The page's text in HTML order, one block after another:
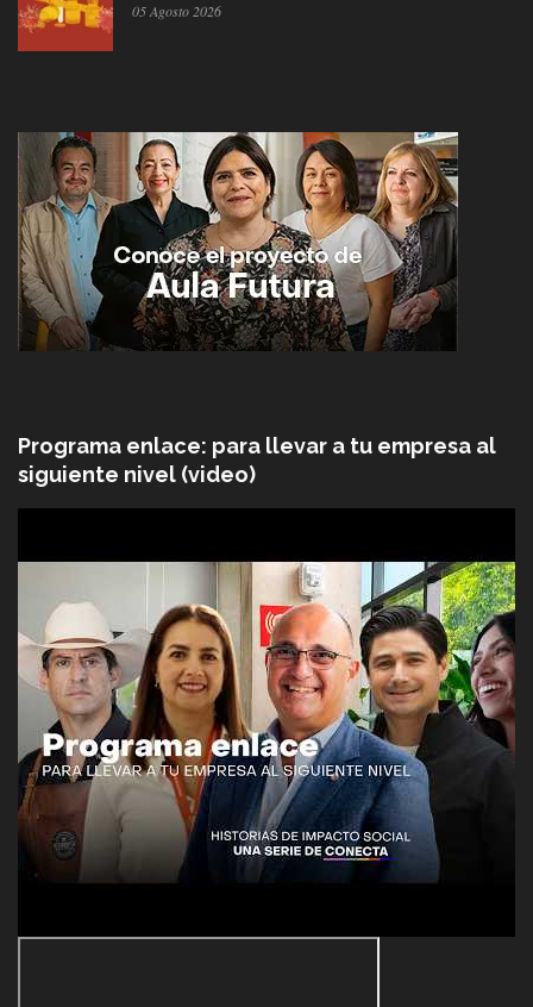
05 Agosto 2026
Programa enlace: para llevar a tu empresa al
siguiente nivel (video)